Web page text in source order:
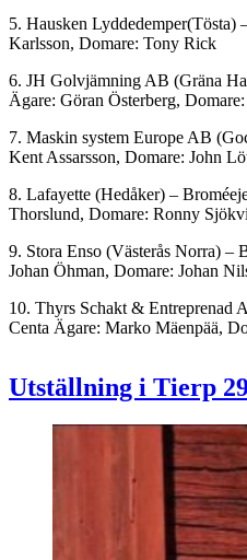
5. Hausken Lyddedemper(Tösta)
Karlsson, Domare: Tony Rick
6. JH Golvjämning AB (Gräna
Ägare: Göran Österberg,
7. Maskin system Europe AB
Kent Assarsson, Domare: John
8. Lafayette (Hedåker) –
Thorslund, Domare: Ronny
9. Stora Enso (Västerås Norra) –
Johan Öhman, Domare: Johan
10. Thyrs Schakt & Entreprenad
Centa Ägare: Marko Mäenpää,
Utställning i Tierp